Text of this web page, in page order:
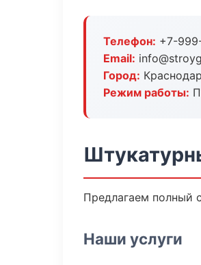
Телефон: +7-
Email:
Город: Краснодар
Режим работы:
Предлагаем полный
Наши услуги